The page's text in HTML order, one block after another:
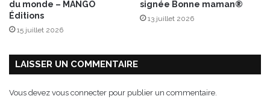
du monde – MANGO
Éditions
15 juillet 2026
signée Bonne maman®
13 juillet 2026
LAISSER UN COMMENTAIRE
Vous devez vous connecter pour publier un commentaire.